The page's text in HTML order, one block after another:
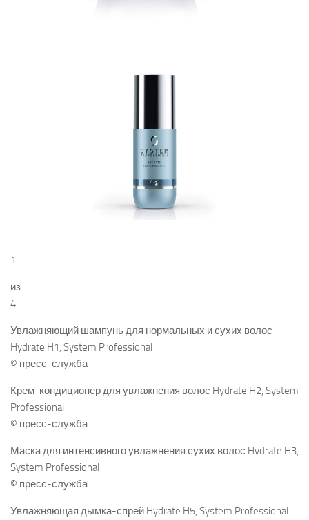
1
из
4
Увлажняющий шампунь для нормальных и сухих волос
Hydrate H1, System Professional
© пресс-служба
Крем-кондиционер для увлажнения волос Hydrate H2, System
Professional
© пресс-служба
Маска для интенсивного увлажнения сухих волос Hydrate H3,
System Professional
© пресс-служба
Увлажняющая дымка-спрей Hydrate H5, System Professional